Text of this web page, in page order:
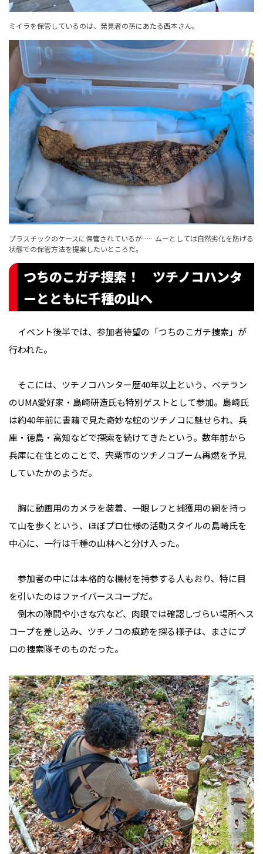
ミイラを保管しているのは、発見者の孫にあたる西本さん。
プラスチックのケースに保管されているが……ムーとしては自然劣化を防げる
状態での保管方法を提案したいところだ。
つちのこガチ捜索！ ツチノコハンタ
ーとともに千種の山へ
イベント後半では、参加者待望の「つちのこガチ捜索」が
行われた。
そこには、ツチノコハンター歴40年以上という、ベテラン
のUMA愛好家・島崎研造氏も特別ゲストとして参加。島崎氏
は約40年前に書籍で見た奇妙な蛇のツチノコに魅せられ、兵
庫・徳島・高知などで探索を続けてきたという。数年前から
兵庫に在住とのことで、宍粟市のツチノコブーム再燃を予見
していたかのようだ。
胸に動画用のカメラを装着、一眼レフと捕獲用の網を持っ
て山を歩くという、ほぼプロ仕様の活動スタイルの島崎氏を
中心に、一行は千種の山林へと分け入った。
参加者の中には本格的な機材を持参する人もおり、特に目
を引いたのはファイバースコープだ。
倒木の隙間や小さな穴など、肉眼では確認しづらい場所へス
コープを差し込み、ツチノコの痕跡を探る様子は、まさにプ
ロの捜索隊そのものだった。